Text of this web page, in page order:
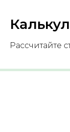
Рассчитайте